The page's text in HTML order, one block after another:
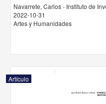
Navarrete, Carlos - Instituto de
2022-10-31
Artes y Humanidades
Artículo